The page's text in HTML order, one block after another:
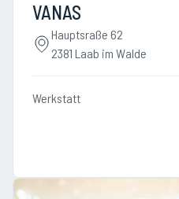
VANAS
Hauptsraße 62
2381 Laab im Walde
Werkstatt